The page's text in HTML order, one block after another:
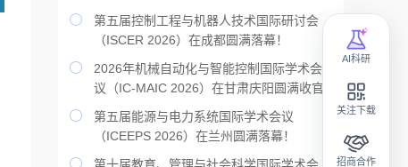

第五届控制工程与机器人技术国际研讨会
（ISCER 2026）在成都圆满落幕！

2026年机械自动化与智能控制国际学术会
议（IC-MAIC 2026）在甘肃庆阳圆满收官

第五届能源与电力系统国际学术会议
（ICEEPS 2026）在兰州圆满落幕！

AI科研
关注下载
招商合作